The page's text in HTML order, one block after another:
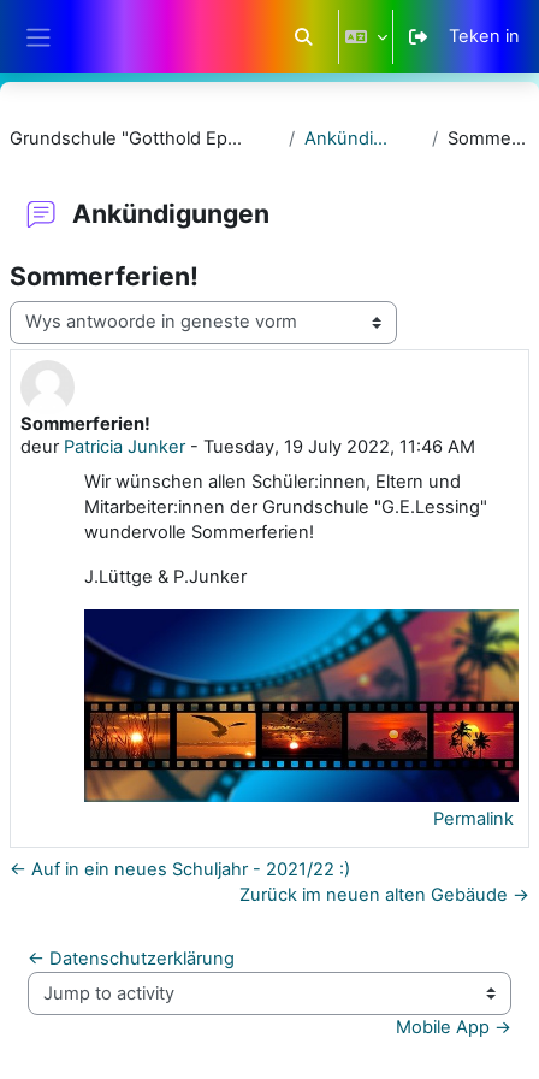
Wissel soek invoer Teken in
Grundschule "Gotthold Ephraim Lessing" Ankündigungen Sommerferien!
Ankündigungen
Sommerferien!
Vertoonmodus
Sommerferien!
deur Patricia Junker- Tuesday, 19 July 2022, 11:46 AM
Getal antwoorde: 0
Wir wünschen allen Schüler:innen, Eltern und
Mitarbeiter:innen der Grundschule "G.E.Lessing"
wundervolle Sommerferien!
J.Lüttge & P.Junker
Permalink
← Auf in ein neues Schuljahr - 2021/22 :)
Zurück im neuen alten Gebäude →
← Datenschutzerklärung
Jump to activity
Mobile App →